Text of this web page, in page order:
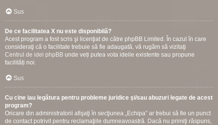
Sus
De ce facilitatea X nu este disponibilă?
Acest program a fost scris şi licenţiat de către phpBB Limited. În cazul în care
consideraţi că o facilitate trebuie să fie adaugată, vă rugăm să vizitaţi
Centrul de idei phpBB unde veți putea vota ideile existente sau propune
facilități noi.
Sus
Cu cine iau legătura pentru probleme juridice şi/sau abuzuri legate de acest
program?
Oricare din administratorii afişaţi în secţiunea „Echipa” ar trebui să fie un punct
de contact potrivit pentru reclamaţiile dumneavoastră. Dacă nu primiţi răspuns,